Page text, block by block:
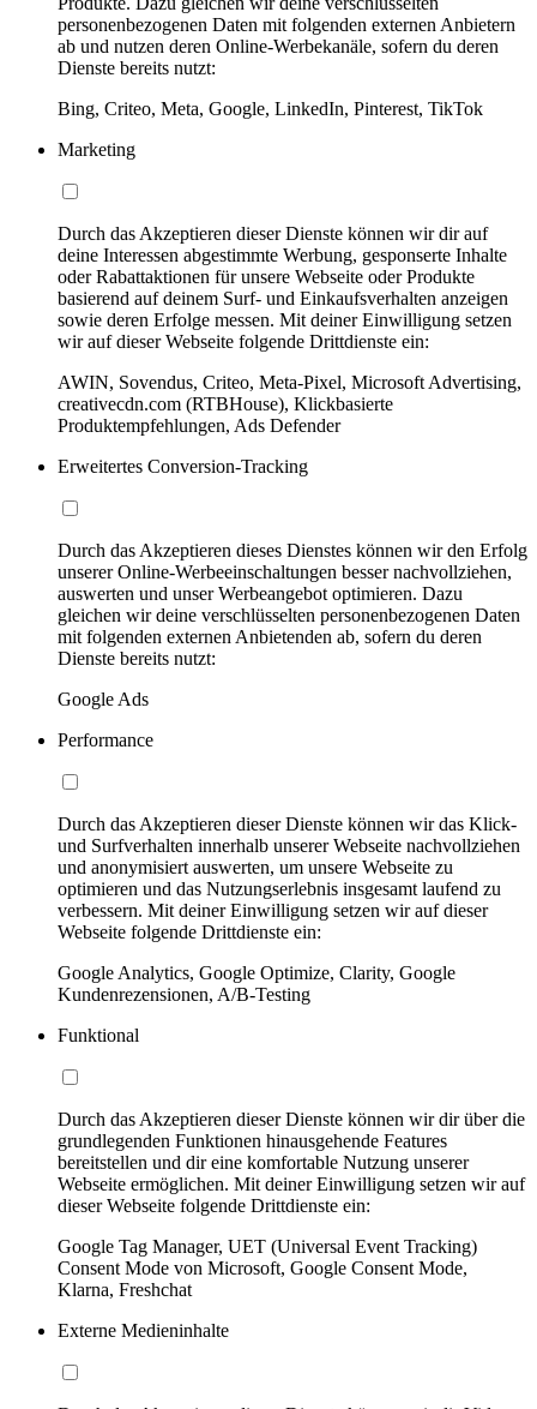
personenbezogenen Daten mit folgenden externen Anbietern
ab und nutzen deren Online-Werbekanäle, sofern du deren
Dienste bereits nutzt:
Bing, Criteo, Meta, Google, LinkedIn, Pinterest, TikTok
Marketing
Durch das Akzeptieren dieser Dienste können wir dir auf
deine Interessen abgestimmte Werbung, gesponserte Inhalte
oder Rabattaktionen für unsere Webseite oder Produkte
basierend auf deinem Surf- und Einkaufsverhalten anzeigen
sowie deren Erfolge messen. Mit deiner Einwilligung setzen
wir auf dieser Webseite folgende Drittdienste ein:
AWIN, Sovendus, Criteo, Meta-Pixel, Microsoft Advertising,
creativecdn.com (RTBHouse), Klickbasierte
Produktempfehlungen, Ads Defender
Erweitertes Conversion-Tracking
Durch das Akzeptieren dieses Dienstes können wir den Erfolg
unserer Online-Werbeeinschaltungen besser nachvollziehen,
auswerten und unser Werbeangebot optimieren. Dazu
gleichen wir deine verschlüsselten personenbezogenen Daten
mit folgenden externen Anbietenden ab, sofern du deren
Dienste bereits nutzt:
Google Ads
Performance
Durch das Akzeptieren dieser Dienste können wir das Klick-
und Surfverhalten innerhalb unserer Webseite nachvollziehen
und anonymisiert auswerten, um unsere Webseite zu
optimieren und das Nutzungserlebnis insgesamt laufend zu
verbessern. Mit deiner Einwilligung setzen wir auf dieser
Webseite folgende Drittdienste ein:
Google Analytics, Google Optimize, Clarity, Google
Kundenrezensionen, A/B-Testing
Funktional
Durch das Akzeptieren dieser Dienste können wir dir über die
grundlegenden Funktionen hinausgehende Features
bereitstellen und dir eine komfortable Nutzung unserer
Webseite ermöglichen. Mit deiner Einwilligung setzen wir auf
dieser Webseite folgende Drittdienste ein:
Google Tag Manager, UET (Universal Event Tracking)
Consent Mode von Microsoft, Google Consent Mode,
Klarna, Freshchat
Externe Medieninhalte